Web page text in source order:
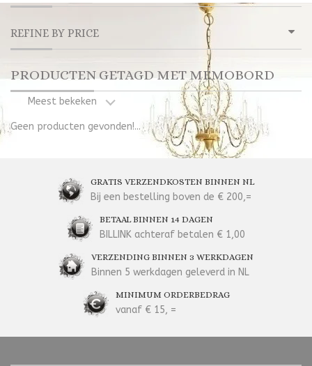
REFINE BY PRICE
PRODUCTEN GETAGD MET MEMOBORD
Meest bekeken
Geen producten gevonden!...
GRATIS VERZENDKOSTEN BINNEN NL
Bij een bestelling boven de € 200,=
BETAAL BINNEN 14 DAGEN
BILLINK achteraf betalen € 1,00
VERZENDING BINNEN 3 WERKDAGEN
Binnen 5 werkdagen geleverd in NL
MINIMUM ORDERBEDRAG
vanaf € 15, =